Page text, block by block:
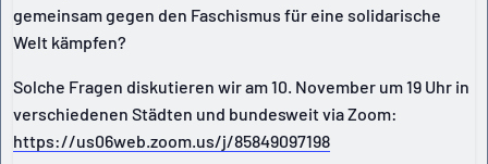
gemeinsam gegen den Faschismus für eine solidarische
Welt kämpfen?
Solche Fragen diskutieren wir am 10. November um 19 Uhr in
verschiedenen Städten und bundesweit via Zoom:
https://us06web.zoom.us/j/85849097198